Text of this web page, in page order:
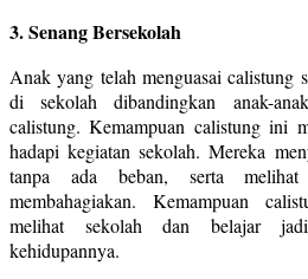
3. Senang Bersekolah
Anak yang telah menguasai calistung
di sekolah dibandingkan anak-
calistung. Kemampuan calistung ini
hadapi kegiatan sekolah. Mereka
tanpa ada beban, serta melihat
membahagiakan. Kemampuan
melihat sekolah dan belajar
kehidupannya.